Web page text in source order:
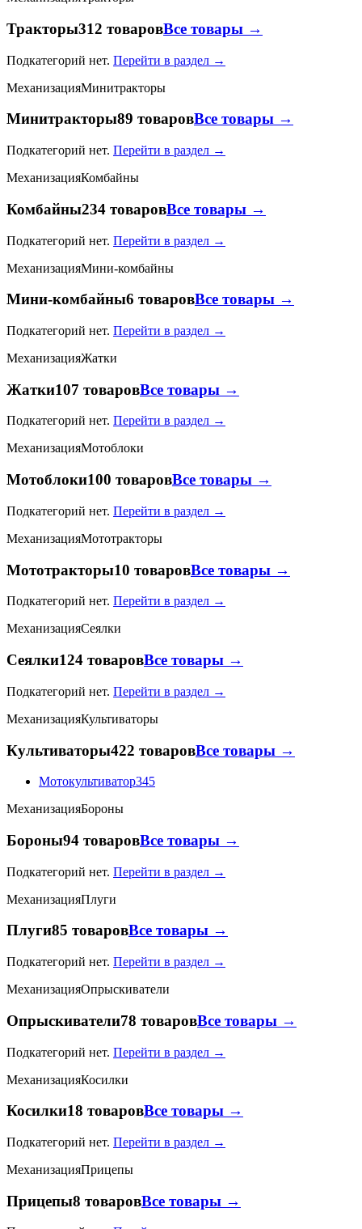
Тракторы312 товаровВсе товары →
Подкатегорий нет. Перейти в раздел →
МеханизацияМинитракторы
Минитракторы89 товаровВсе товары →
Подкатегорий нет. Перейти в раздел →
МеханизацияКомбайны
Комбайны234 товаровВсе товары →
Подкатегорий нет. Перейти в раздел →
МеханизацияМини-комбайны
Мини-комбайны6 товаровВсе товары →
Подкатегорий нет. Перейти в раздел →
МеханизацияЖатки
Жатки107 товаровВсе товары →
Подкатегорий нет. Перейти в раздел →
МеханизацияМотоблоки
Мотоблоки100 товаровВсе товары →
Подкатегорий нет. Перейти в раздел →
МеханизацияМототракторы
Мототракторы10 товаровВсе товары →
Подкатегорий нет. Перейти в раздел →
МеханизацияСеялки
Сеялки124 товаровВсе товары →
Подкатегорий нет. Перейти в раздел →
МеханизацияКультиваторы
Культиваторы422 товаровВсе товары →
Мотокультиватор345
МеханизацияБороны
Бороны94 товаровВсе товары →
Подкатегорий нет. Перейти в раздел →
МеханизацияПлуги
Плуги85 товаровВсе товары →
Подкатегорий нет. Перейти в раздел →
МеханизацияОпрыскиватели
Опрыскиватели78 товаровВсе товары →
Подкатегорий нет. Перейти в раздел →
МеханизацияКосилки
Косилки18 товаровВсе товары →
Подкатегорий нет. Перейти в раздел →
МеханизацияПрицепы
Прицепы8 товаровВсе товары →